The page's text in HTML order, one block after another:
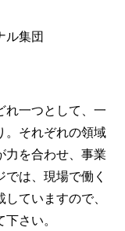
ル集団
れ一つとして、一
。それぞれの領域
力を合わせ、事業
は、現場で働く
ていますので、
さい。